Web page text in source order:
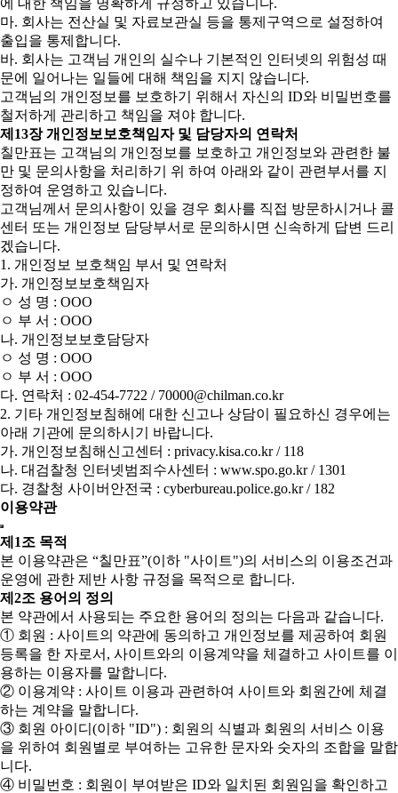
에 대한 책임을 명확하게 규정하고 있습니다.
마. 회사는 전산실 및 자료보관실 등을 통제구역으로 설정하여
출입을 통제합니다.
바. 회사는 고객님 개인의 실수나 기본적인 인터넷의 위험성 때
문에 일어나는 일들에 대해 책임을 지지 않습니다.
고객님의 개인정보를 보호하기 위해서 자신의 ID와 비밀번호를
철저하게 관리하고 책임을 져야 합니다.
제13장 개인정보보호책임자 및 담당자의 연락처
칠만표는 고객님의 개인정보를 보호하고 개인정보와 관련한 불
만 및 문의사항을 처리하기 위 하여 아래와 같이 관련부서를 지
정하여 운영하고 있습니다.
고객님께서 문의사항이 있을 경우 회사를 직접 방문하시거나 콜
센터 또는 개인정보 담당부서로 문의하시면 신속하게 답변 드리
겠습니다.
1. 개인정보 보호책임 부서 및 연락처
가. 개인정보보호책임자
ㅇ 성 명 : OOO
ㅇ 부 서 : OOO
나. 개인정보보호담당자
ㅇ 성 명 : OOO
ㅇ 부 서 : OOO
다. 연락처 : 02-454-7722 / 70000@chilman.co.kr
2. 기타 개인정보침해에 대한 신고나 상담이 필요하신 경우에는
아래 기관에 문의하시기 바랍니다.
가. 개인정보침해신고센터 : privacy.kisa.co.kr / 118
나. 대검찰청 인터넷범죄수사센터 : www.spo.go.kr / 1301
다. 경찰청 사이버안전국 : cyberbureau.police.go.kr / 182
이용약관
제1조 목적
본 이용약관은 “칠만표”(이하 "사이트")의 서비스의 이용조건과
운영에 관한 제반 사항 규정을 목적으로 합니다.
제2조 용어의 정의
본 약관에서 사용되는 주요한 용어의 정의는 다음과 같습니다.
① 회원 : 사이트의 약관에 동의하고 개인정보를 제공하여 회원
등록을 한 자로서, 사이트와의 이용계약을 체결하고 사이트를 이
용하는 이용자를 말합니다.
② 이용계약 : 사이트 이용과 관련하여 사이트와 회원간에 체결
하는 계약을 말합니다.
③ 회원 아이디(이하 "ID") : 회원의 식별과 회원의 서비스 이용
을 위하여 회원별로 부여하는 고유한 문자와 숫자의 조합을 말합
니다.
④ 비밀번호 : 회원이 부여받은 ID와 일치된 회원임을 확인하고